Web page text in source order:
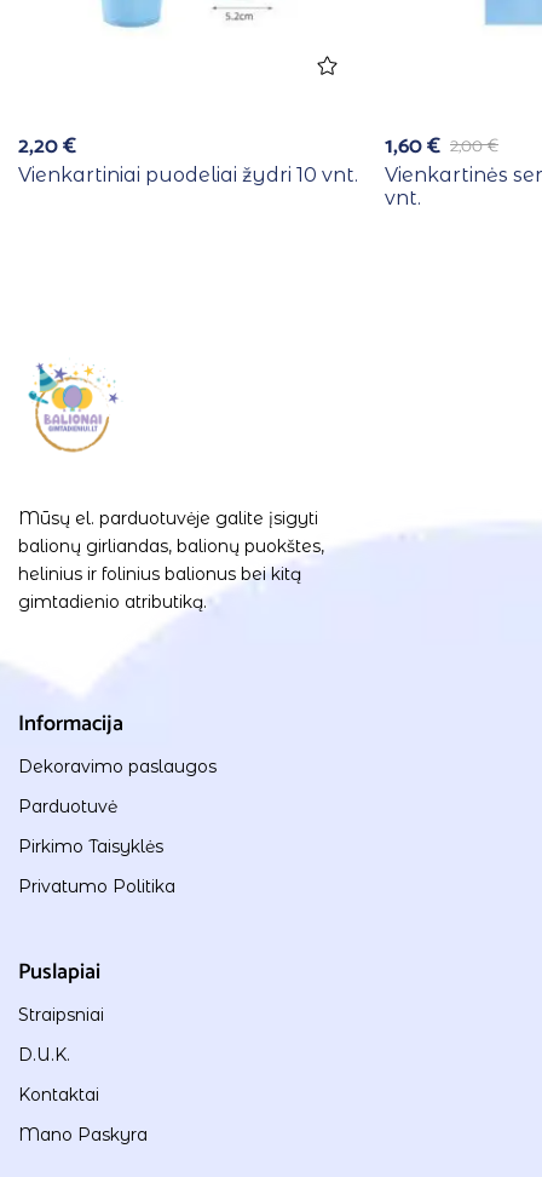
2,20€
Vienkartiniai puodeliai žydri 10 vnt.
2,00€
1,60€
Vienkartinės
vnt.
Mūsų el. parduotuvėje galite įsigyti
balionų girliandas, balionų puokštes,
helinius ir folinius balionus bei kitą
gimtadienio atributiką.
Informacija
Dekoravimo paslaugos
Parduotuvė
Pirkimo Taisyklės
Privatumo Politika
Puslapiai
Straipsniai
D.U.K.
Kontaktai
Mano Paskyra